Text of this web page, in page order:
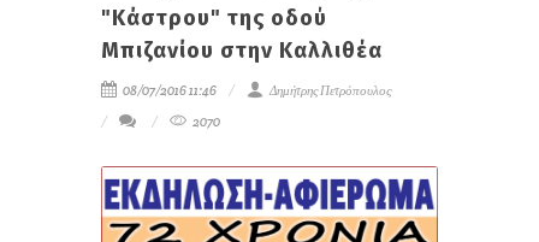
"Κάστρου" της οδού
Μπιζανίου στην Καλλιθέα
08/07/2016 11:46
Δημήτρης Πετρόπουλος
2070